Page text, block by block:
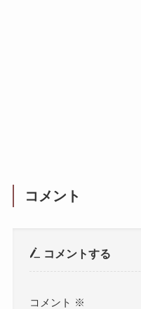
コメント
コメントする
コメント ※